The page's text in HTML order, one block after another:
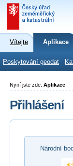
Vítejte Aplikace
Poskytování geodat
Nyní jste zde: Aplikace
Přihlášení
Národní